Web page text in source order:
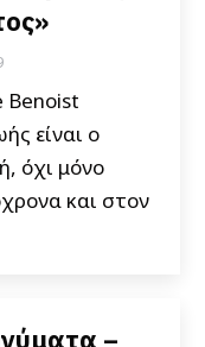
Benoist
είναι ο
όχι μόνο
και στον
–